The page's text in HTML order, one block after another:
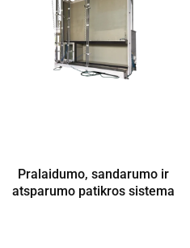
Pralaidumo, sandarumo ir
atsparumo patikros sistema